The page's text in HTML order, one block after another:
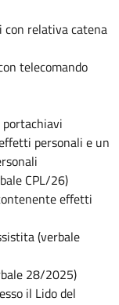
relativa catena
telecomando
personali e un
CPL/26)
effetti
(verbale
28/2025)
il Lido del